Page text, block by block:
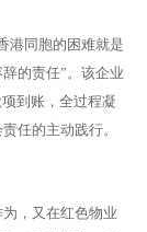
港同胞的困难就是
的责任”。该企业
到账，全过程凝
任的主动践行。
，又在红色物业